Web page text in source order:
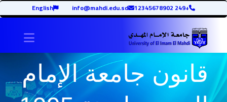
+249 12345678902
info@mahdi.edu.sd
English
قانون جامعة الإمام